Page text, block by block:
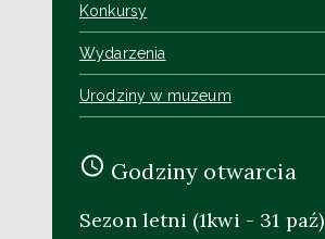
Konkursy
Wydarzenia
Urodziny w muzeum
Godziny otwarcia
Sezon letni (1kwi - 31 paź)